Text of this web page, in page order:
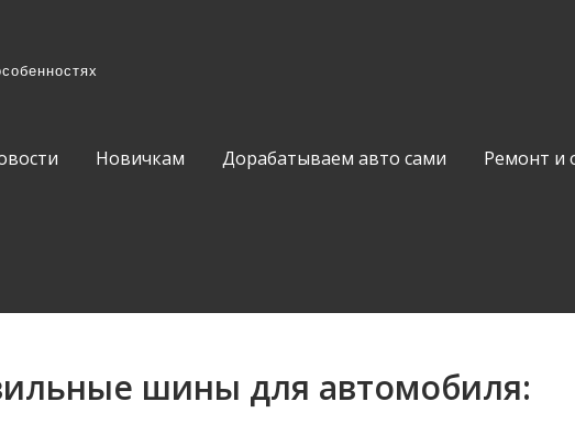
Новичкам Дорабатываем авто сами Ремонт и
шины для автомобиля: